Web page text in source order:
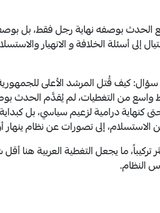
الحدث بوصفه نهاية رجل فقط، بل
إلى أسئلة الخلافة و الانهيار
كيف قُتل المرشد الأعلى
واسع من التغطيات، لم يُقدَّم الحدث
كنهاية درامية لزعيم سياسي، بل
إلى تصورات عن نظام ينهار
ما يجعل التغطية العربية هنا
النظام.